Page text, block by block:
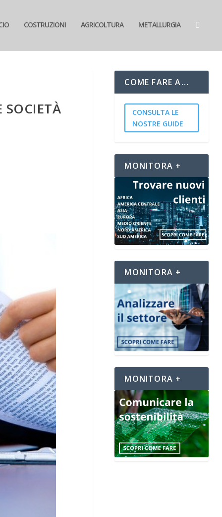
COSTRUZIONI AGRICOLTURA METALLURGIA
SOCIETÀ
COME FARE A…
CONSULTA LE
NOSTRE GUIDE
MONITORA +
MONITORA +
MONITORA +